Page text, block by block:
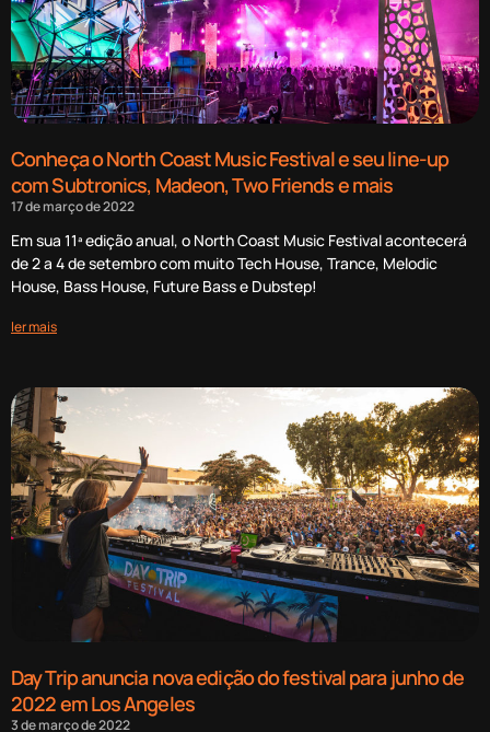
Conheça o North Coast Music Festival e seu line-up
com Subtronics, Madeon, Two Friends e mais
17 de março de 2022
Em sua 11ª edição anual, o North Coast Music Festival acontecerá
de 2 a 4 de setembro com muito Tech House, Trance, Melodic
House, Bass House, Future Bass e Dubstep!
ler mais
Day Trip anuncia nova edição do festival para junho de
2022 em Los Angeles
3 de março de 2022